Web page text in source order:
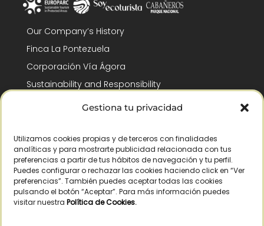
Gestiona tu privacidad
Utilizamos cookies propias y de terceros con finalidades
analíticas y para mostrarte publicidad relacionada con tus
preferencias a partir de tus hábitos de navegación y tu perfil.
Puedes configurar o rechazar las cookies haciendo click en “Ver
preferencias”. También puedes aceptar todas las cookies
pulsando el botón “Aceptar”. Para más información puedes
visitar nuestra Política de Cookies.
Our Company’s History
Finca La Pontezuela
Corporación Vía Ágora
Sustainability and Responsibility
CSR and Fundación Gómez-Pintado
Recognitions